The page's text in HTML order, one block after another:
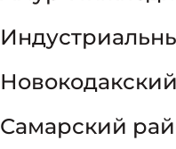
Самарский